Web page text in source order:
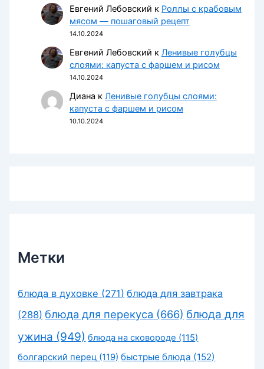
Евгений Лебовский к Роллы с крабовым
мясом — пошаговый рецепт
14.10.2024
Евгений Лебовский к Ленивые голубцы
слоями: капуста с фаршем и рисом
14.10.2024
Диана к Ленивые голубцы слоями:
капуста с фаршем и рисом
10.10.2024
Метки
блюда в духовке (271) блюда для завтрака
(288) блюда для перекуса (666) блюда для
ужина (949) блюда на сковороде (115)
болгарский перец (119) быстрые блюда (152)